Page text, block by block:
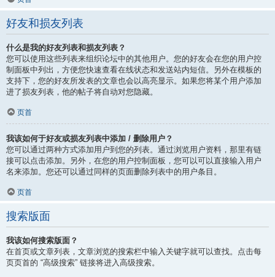
好友和损友列表
什么是我的好友列表和损友列表？
您可以使用这些列表来组织论坛中的其他用户。您的好友会在您的用户控
制面板中列出，方便您快速查看在线状态和发送站内短信。另外在模板的
支持下，您的好友所发表的文章也会以高亮显示。如果您将某个用户添加
进了损友列表，他的帖子将自动对您隐藏。
页首
我该如何于好友或损友列表中添加 / 删除用户？
您可以通过两种方式添加用户到您的列表。通过浏览用户资料，那里有链
接可以点击添加。另外，在您的用户控制面板，您可以可以直接输入用户
名来添加。您还可以通过同样的页面删除列表中的用户条目。
页首
搜索版面
我该如何搜索版面？
在首页或文章列表，文章浏览的搜索栏中输入关键字就可以查找。点击每
页页首的 “高级搜索” 链接将进入高级搜索。